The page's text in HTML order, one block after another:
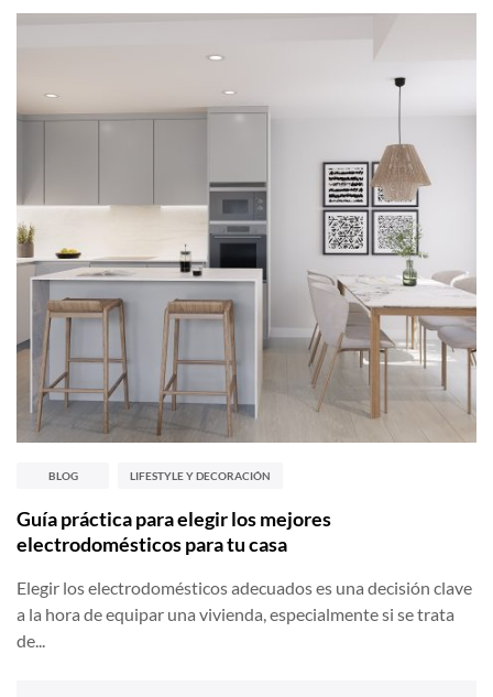
BLOG LIFESTYLE Y DECORACIÓN
Guía práctica para elegir los mejores
electrodomésticos para tu casa
Elegir los electrodomésticos adecuados es una decisión clave
a la hora de equipar una vivienda, especialmente si se trata
de...